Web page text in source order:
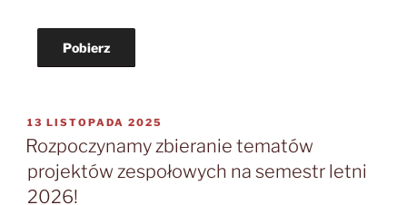
Pobierz
OPUBLIKOWANE
W
13 LISTOPADA 2025
Rozpoczynamy zbieranie tematów
projektów zespołowych na semestr letni
2026!